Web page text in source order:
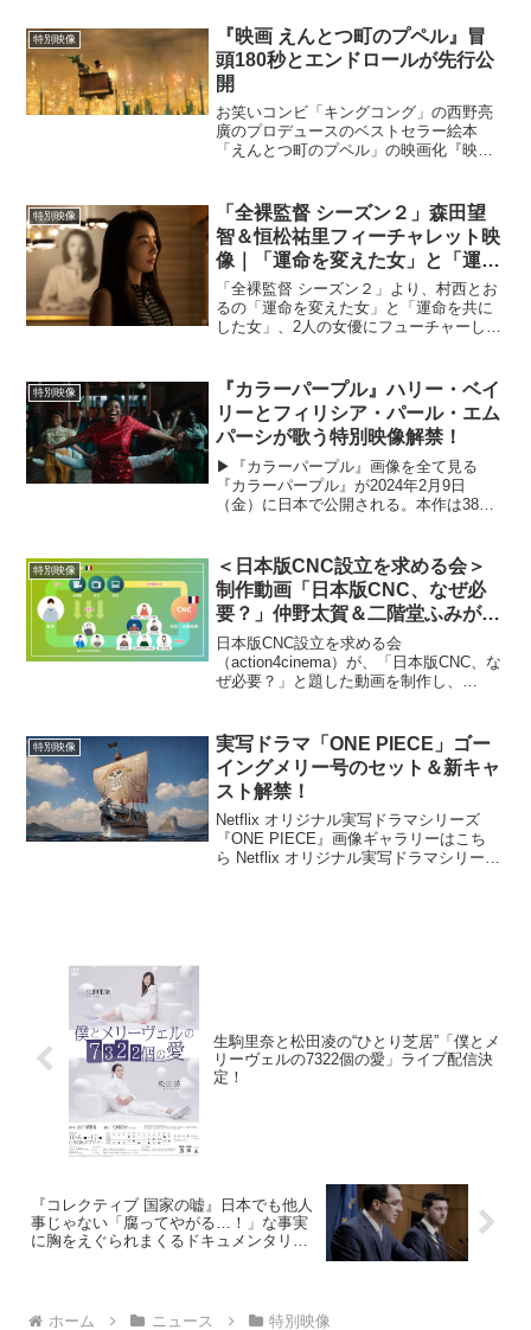
された。いよいよ来週10月22日(金)に公
開と...
特別映像
『映画 えんとつ町のプペル』冒
頭180秒とエンドロールが先行公
開
お笑いコンビ「キングコング」の西野亮
廣のプロデュースのベストセラー絵本
「えんとつ町のプペル」の映画化『映画
YouTubeチャンネル「西野亮廣エンタメ
研究所ラジオ【...
特別映像
「全裸監督 シーズン２」森田望
智＆恒松祐里フィーチャレット映
像｜「運命を変えた女」と「運命
を共にした女」
「全裸監督 シーズン２」より、村西とお
るの「運命を変えた女」と「運命を共に
した女」、2人の女優にフューチャーした
１で村西とおる(山田孝之)と出会い、
「SMっぽいの好き」...
特別映像
『カラーパープル』ハリー・ベイ
リーとフィリシア・パール・エム
パーシが歌う特別映像解禁！
▶︎『カラーパープル』画像を全て見る
『カラーパープル』が2024年2月9日
（金）に日本で公開される。本作は38年
補）にノミネートされた不朽の名作のリ
メイク版だ。今回...
特別映像
＜日本版CNC設立を求める会＞
制作動画「日本版CNC、なぜ必
要？」仲野太賀＆二階堂ふみがナ
レーションで参加
日本版CNC設立を求める会
（action4cinema）が、「日本版CNC、な
ぜ必要？」と題した動画を制作し、
画は、映画の未来に向け、持続・発展可
能にな...
特別映像
実写ドラマ「ONE PIECE」ゴー
イングメリー号のセット＆新キャ
スト解禁！
Netflix オリジナル実写ドラマシリーズ
『ONE PIECE』画像ギャラリーはこち
ら Netflix オリジナル実写ドラマシリーズ
生駒里奈と松田凌の“ひとり芝居”「僕とメ
リーヴェルの7322個の愛」ライブ配信決
定！
『コレクティブ 国家の嘘』日本でも他人
事じゃない「腐ってやがる…！」な事実
に胸をえぐられまくるドキュメンタリー
ホーム ニュース 特別映像